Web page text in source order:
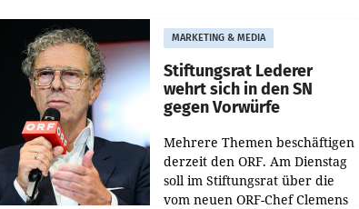
MARKETING & MEDIA
Stiftungsrat Lederer
wehrt sich in den SN
gegen Vorwürfe
Mehrere Themen beschäftigen
derzeit den ORF. Am Dienstag
soll im Stiftungsrat über die
vom neuen ORF-Chef Clemens